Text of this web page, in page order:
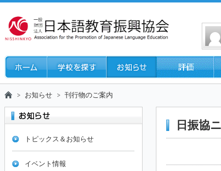
お知らせ 刊行物のご案内
日振協
トピックス＆お知らせ
イベント情報